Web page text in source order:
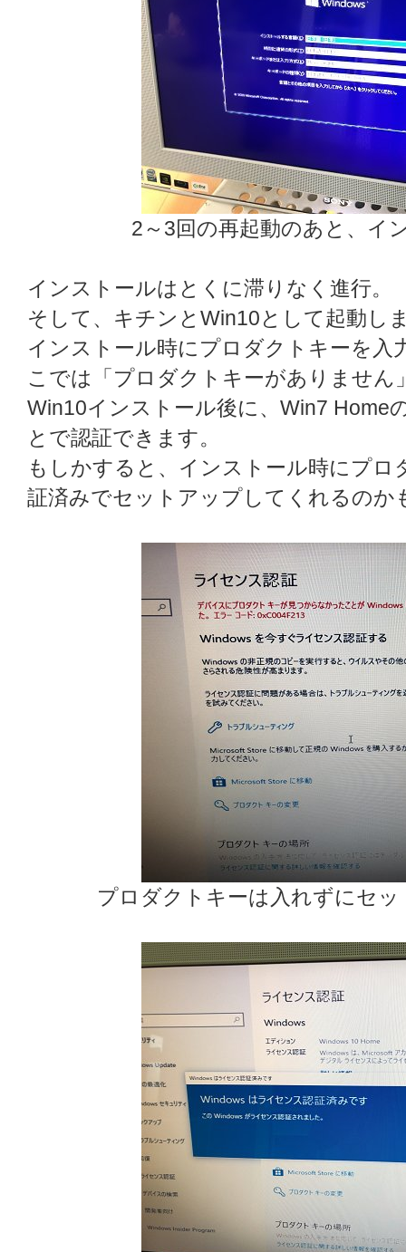
2～3回の再起動のあと、イ
インストールはとくに滞りなく進行。
そして、キチンとWin10として起動し
インストール時にプロダクトキーを入
こでは「プロダクトキーがありません
Win10インストール後に、Win7 Home
とで認証できます。
もしかすると、インストール時にプ
証済みでセットアップしてくれるのか
プロダクトキーは入れずにセ